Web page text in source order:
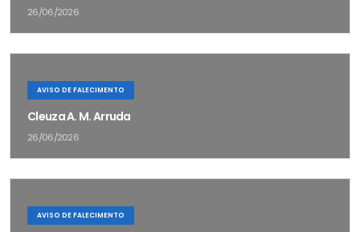
26/06/2026
AVISO DE FALECIMENTO
Cleuza A. M. Arruda
26/06/2026
AVISO DE FALECIMENTO